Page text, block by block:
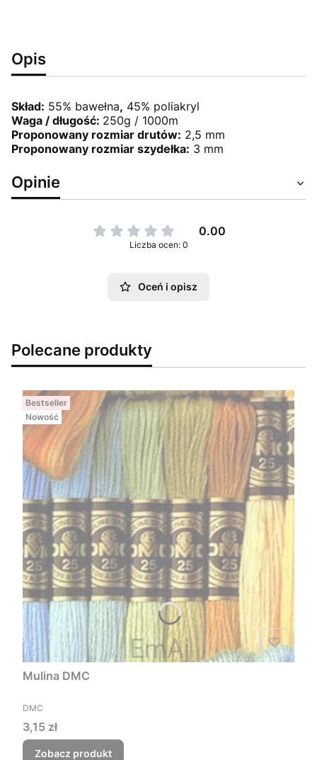
Opis
Skład: 55% bawełna, 45% poliakryl
Waga / długość: 250g / 1000m
Proponowany rozmiar drutów: 2,5 mm
Proponowany rozmiar szydełka: 3 mm
Opinie
0.00
Liczba ocen: 0
Oceń i opisz
Polecane produkty
Bestseller
Nowość
Mulina DMC
PRODUCENT
DMC
Cena
3,15 zł
Zobacz produkt